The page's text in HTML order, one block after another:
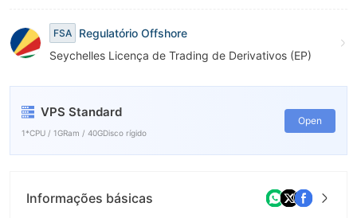
9
FSA
Regulatório Offshore
Seychelles Licença de Trading de Derivativos (EP)
VPS Standard
1*CPU / 1GRam / 40GDisco rígido
Open
Informações básicas